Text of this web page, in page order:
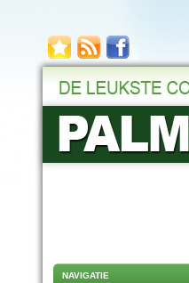
NAVIGATIE